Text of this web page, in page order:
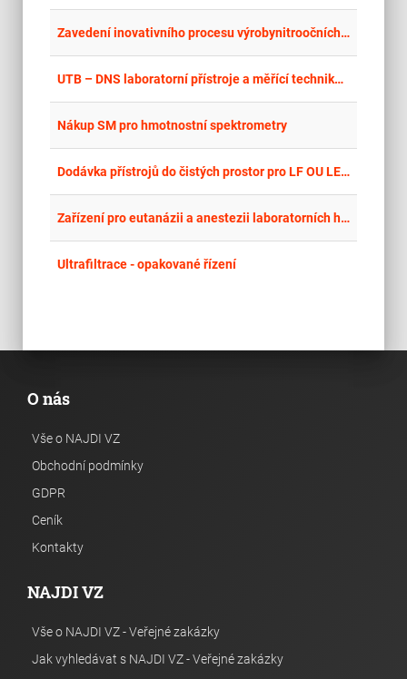
Zavedení inovativního procesu výrobynitroočních implantátů pomocí fotopolymerizace
UTB – DNS laboratorní přístroje a měřící technika 8/2026 - CPS - Drobné laboratorní přístroje
Nákup SM pro hmotnostní spektrometry
Dodávka přístrojů do čistých prostor pro LF OU LERCO
Zařízení pro eutanázii a anestezii laboratorních hlodavců - opakované řízení
Ultrafiltrace - opakované řízení
O nás
Vše o NAJDI VZ
Obchodní podmínky
GDPR
Ceník
Kontakty
NAJDI VZ
Vše o NAJDI VZ - Veřejné zakázky
Jak vyhledávat s NAJDI VZ - Veřejné zakázky